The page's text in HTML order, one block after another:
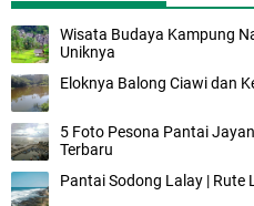
Wisata Budaya Kampung
Uniknya
Eloknya Balong Ciawi dan
5 Foto Pesona Pantai
Terbaru
Pantai Sodong Lalay | Rute